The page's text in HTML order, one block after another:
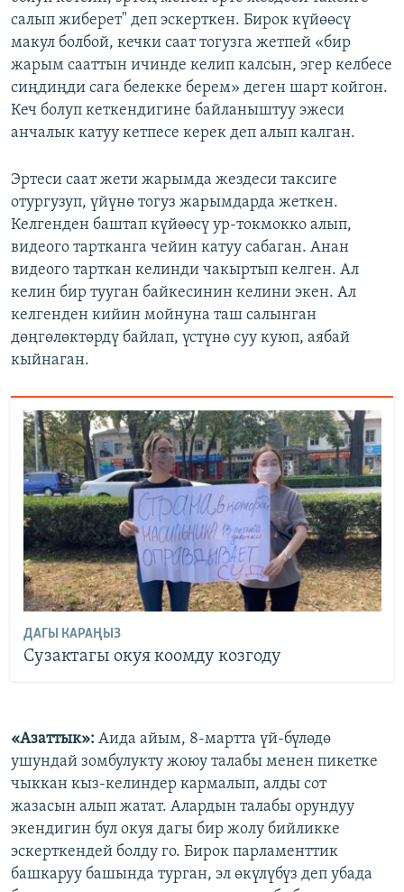
салып жиберет" деп эскерткен. Бирок күйөөсү
макул болбой, кечки саат тогузга жетпей «бир
жарым сааттын ичинде келип калсын, эгер келбесе
сиңдиңди сага белекке берем» деген шарт койгон.
Кеч болуп кеткендигине байланыштуу эжеси
анчалык катуу кетпесе керек деп алып калган.
Эртеси саат жети жарымда жездеси таксиге
отургузуп, үйүнө тогуз жарымдарда жеткен.
Келгенден баштап күйөөсү ур-токмокко алып,
видеого тартканга чейин катуу сабаган. Анан
видеого тарткан келинди чакыртып келген. Ал
келин бир тууган байкесинин келини экен. Ал
келгенден кийин мойнуна таш салынган
дөңгөлөктөрдү байлап, үстүнө суу куюп, аябай
кыйнаган.
ДАГЫ КАРАҢЫЗ
Сузактагы окуя коомду козгоду
«Азаттык»: Аида айым, 8-мартта үй-бүлөдө
ушундай зомбулукту жоюу талабы менен пикетке
чыккан кыз-келиндер кармалып, алды сот
жазасын алып жатат. Алардын талабы орундуу
экендигин бул окуя дагы бир жолу бийликке
эскерткендей болду го. Бирок парламенттик
башкаруу башында турган, эл өкүлүбүз деп убада